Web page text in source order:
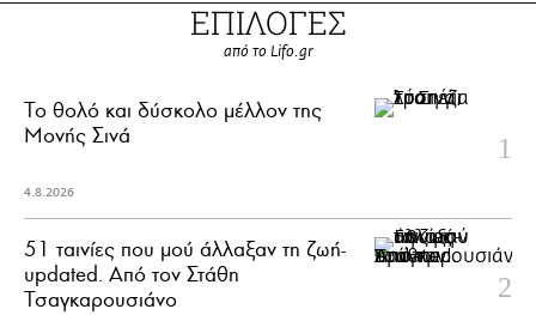
ΕΠΙΛΟΓΕΣ
από το Lifo.gr
Το θολό και δύσκολο μέλλον της
Μονής Σινά
4.8.2026
51 ταινίες που μού άλλαξαν τη ζωή-
updated. Aπό τον Στάθη
Τσαγκαρουσιάνο